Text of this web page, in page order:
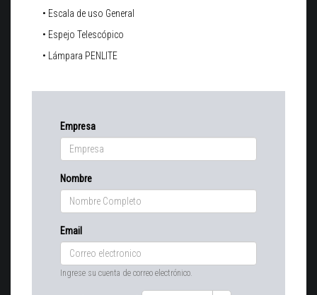
• Escala de uso General
• Espejo Telescópico
• Lámpara PENLITE
Empresa
Nombre
Email
Ingrese su cuenta de correo electrónico.